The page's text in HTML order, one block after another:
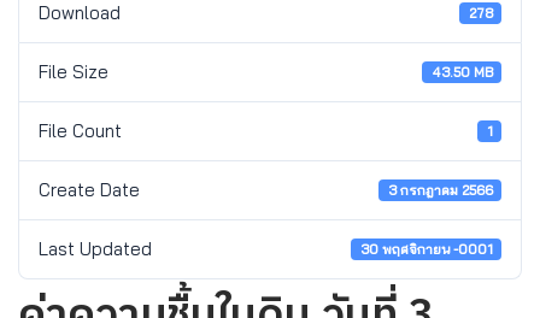
Download 278
File Size 43.50 MB
File Count 1
Create Date 3 กรกฎาคม 2566
Last Updated 30 พฤศจิกายน -0001